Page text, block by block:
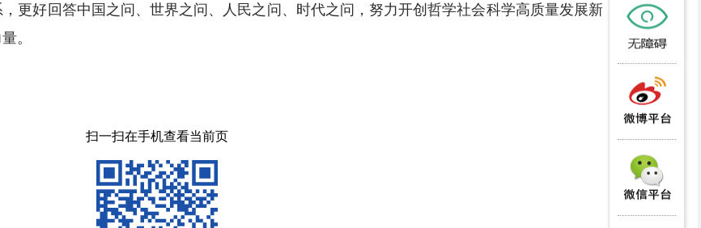
更好回答中国之问、世界之问、人民之问、时代之问，努力开创哲学社会科学高质量发展新
。
扫一扫在手机查看当前页